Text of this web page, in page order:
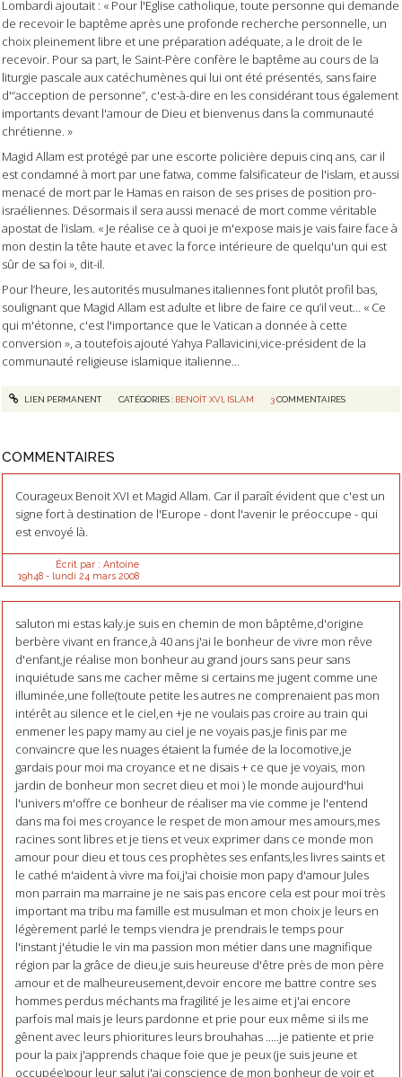
Lombardi ajoutait : « Pour l'Eglise catholique, toute personne qui demande
de recevoir le baptême après une profonde recherche personnelle, un
choix pleinement libre et une préparation adéquate, a le droit de le
recevoir. Pour sa part, le Saint-Père confère le baptême au cours de la
liturgie pascale aux catéchumènes qui lui ont été présentés, sans faire
d'“acception de personne”, c'est-à-dire en les considérant tous également
importants devant l'amour de Dieu et bienvenus dans la communauté
chrétienne. »
Magid Allam est protégé par une escorte policière depuis cinq ans, car il
est condamné à mort par une fatwa, comme falsificateur de l'islam, et aussi
menacé de mort par le Hamas en raison de ses prises de position pro-
israéliennes. Désormais il sera aussi menacé de mort comme véritable
apostat de l’islam. « Je réalise ce à quoi je m'expose mais je vais faire face à
mon destin la tête haute et avec la force intérieure de quelqu'un qui est
sûr de sa foi », dit-il.
Pour l’heure, les autorités musulmanes italiennes font plutôt profil bas,
soulignant que Magid Allam est adulte et libre de faire ce qu’il veut… « Ce
qui m'étonne, c'est l'importance que le Vatican a donnée à cette
conversion », a toutefois ajouté Yahya Pallavicini,vice-président de la
communauté religieuse islamique italienne…
LIEN PERMANENT CATÉGORIES : BENOÎT XVI , ISLAM 3COMMENTAIRES
COMMENTAIRES
Courageux Benoit XVI et Magid Allam. Car il paraît évident que c'est un
signe fort à destination de l'Europe - dont l'avenir le préoccupe - qui
est envoyé là.
Écrit par : Antoine
19h48- lundi 24 mars 2008
saluton mi estas kaly.je suis en chemin de mon bâptême,d'origine
berbère vivant en france,à 40 ans j'ai le bonheur de vivre mon rêve
d'enfant,je réalise mon bonheur au grand jours sans peur sans
inquiétude sans me cacher même si certains me jugent comme une
illuminée,une folle(toute petite les autres ne comprenaient pas mon
intérêt au silence et le ciel,en +je ne voulais pas croire au train qui
enmener les papy mamy au ciel je ne voyais pas,je finis par me
convaincre que les nuages étaient la fumée de la locomotive,je
gardais pour moi ma croyance et ne disais + ce que je voyais, mon
jardin de bonheur mon secret dieu et moi ) le monde aujourd'hui
l'univers m'offre ce bonheur de réaliser ma vie comme je l'entend
dans ma foi mes croyance le respet de mon amour mes amours,mes
racines sont libres et je tiens et veux exprimer dans ce monde mon
amour pour dieu et tous ces prophètes ses enfants,les livres saints et
le cathé m'aident à vivre ma foi,j'ai choisie mon papy d'amour Jules
mon parrain ma marraine je ne sais pas encore cela est pour moi très
important ma tribu ma famille est musulman et mon choix je leurs en
légèrement parlé le temps viendra je prendrais le temps pour
l'instant j'étudie le vin ma passion mon métier dans une magnifique
région par la grâce de dieu,je suis heureuse d'être près de mon père
amour et de malheureusement,devoir encore me battre contre ses
hommes perdus méchants ma fragilité je les aime et j'ai encore
parfois mal mais je leurs pardonne et prie pour eux même si ils me
gênent avec leurs phioritures leurs brouhahas .....je patiente et prie
pour la paix j'apprends chaque foie que je peux (je suis jeune et
occupée)pour leur salut j'ai conscience de mon bonheur de voir et